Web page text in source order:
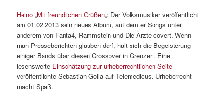
Heino „Mit freundlichen Grüßen„: Der Volksmusiker veröffentlicht
am 01.02.2013 sein neues Album, auf dem er Songs unter
anderem von Fanta4, Rammstein und Die Ärzte covert. Wenn
man Presseberichten glauben darf, hält sich die Begeisterung
einiger Bands über diesen Crossover in Grenzen. Eine
lesenswerte Einschätzung zur urheberrechtlichen Seite
veröffentlichte Sebastian Golla auf Telemedicus. Urheberrecht
macht Spaß.